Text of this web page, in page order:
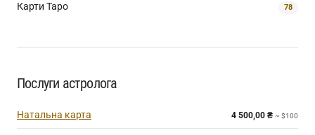
Карти Таро 78
Послуги астролога
Натальна карта 4 500,00 ₴ ~ $100